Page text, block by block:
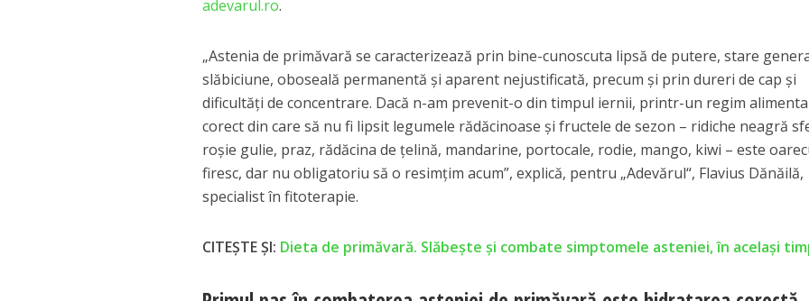
adevarul.ro.
„Astenia de primăvară se caracterizează prin bine-cunoscuta lipsă de putere, stare
slăbiciune, oboseală permanentă şi aparent nejustificată, precum şi prin dureri de cap şi
dificultăţi de concentrare. Dacă n-am prevenit-o din timpul iernii, printr-un regim
corect din care să nu fi lipsit legumele rădăcinoase şi fructele de sezon – ridiche neagră
roşie gulie, praz, rădăcina de ţelină, mandarine, portocale, rodie, mango, kiwi – este
firesc, dar nu obligatoriu să o resimţim acum”, explică, pentru „Adevărul“, Flavius Dănăilă,
specialist în fitoterapie.
CITEȘTE ȘI: Dieta de primăvară. Slăbește și combate simptomele asteniei, în același